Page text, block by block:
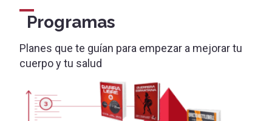
Programas
Planes que te guían para empezar a mejorar tu
cuerpo y tu salud